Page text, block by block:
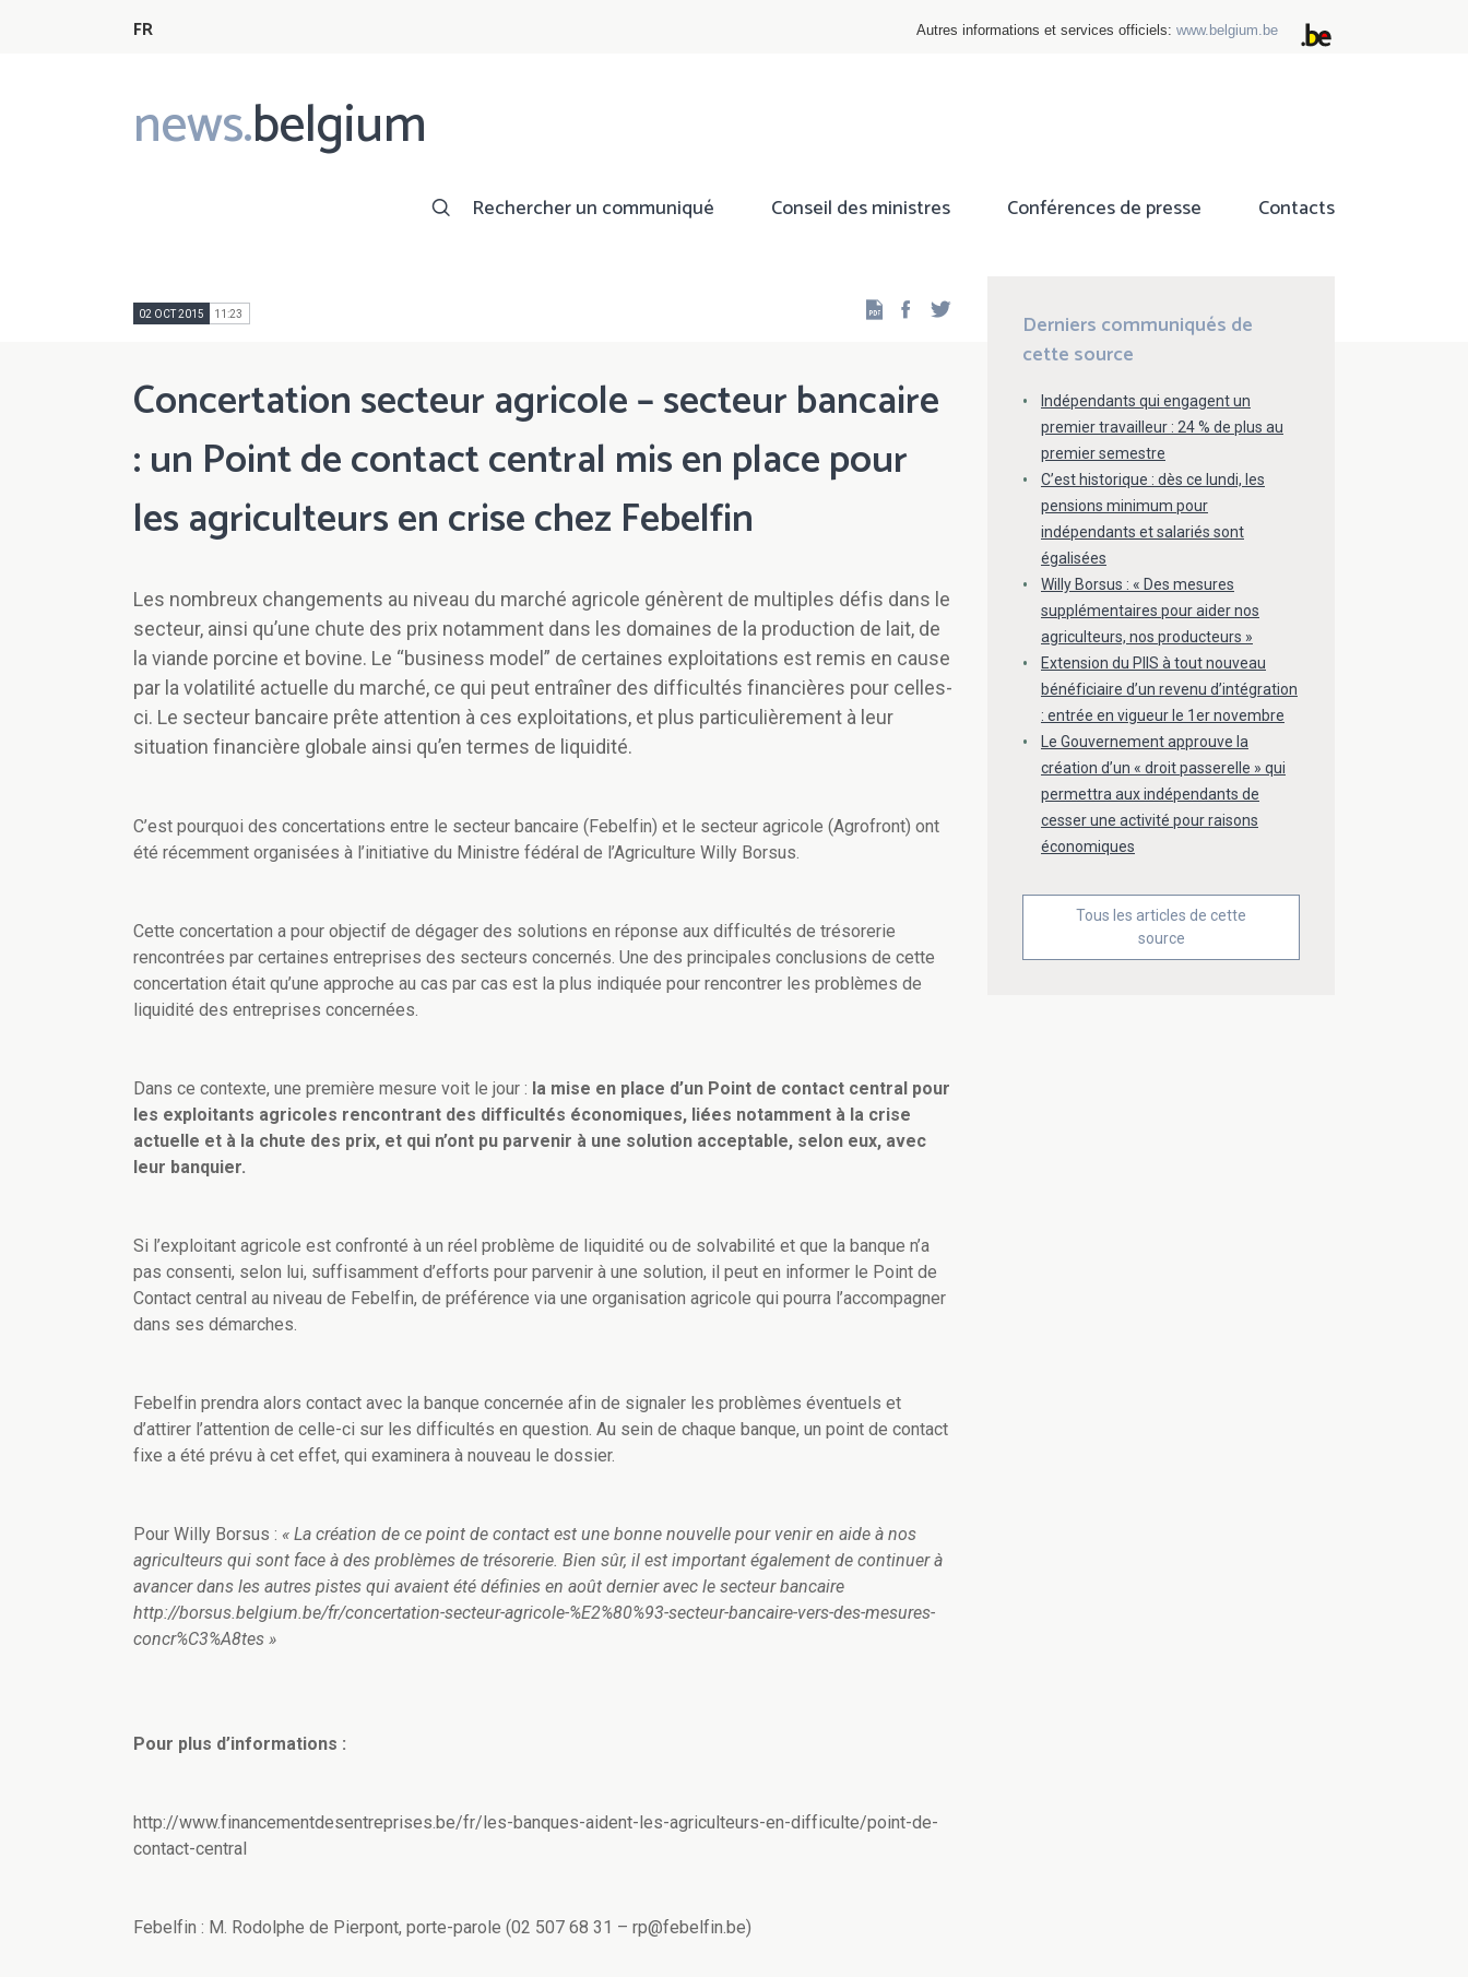
FR Autres informations et services officiels: www.belgium.be
news.belgium
Main
navigation
Rechercher un communiqué Conseil des ministres Conférences de presse Contacts
02 OCT 2015 11:23 Facebook
Concertation secteur agricole – secteur bancaire
: un Point de contact central mis en place pour
les agriculteurs en crise chez Febelfin
Les nombreux changements au niveau du marché agricole génèrent de multiples défis dans le
secteur, ainsi qu’une chute des prix notamment dans les domaines de la production de lait, de
la viande porcine et bovine. Le “business model” de certaines exploitations est remis en cause
par la volatilité actuelle du marché, ce qui peut entraîner des difficultés financières pour celles-
ci. Le secteur bancaire prête attention à ces exploitations, et plus particulièrement à leur
situation financière globale ainsi qu’en termes de liquidité.
C’est pourquoi des concertations entre le secteur bancaire (Febelfin) et le secteur agricole (Agrofront) ont
été récemment organisées à l’initiative du Ministre fédéral de l’Agriculture Willy Borsus.
Cette concertation a pour objectif de dégager des solutions en réponse aux difficultés de trésorerie
rencontrées par certaines entreprises des secteurs concernés. Une des principales conclusions de cette
concertation était qu’une approche au cas par cas est la plus indiquée pour rencontrer les problèmes de
liquidité des entreprises concernées.
Dans ce contexte, une première mesure voit le jour : la mise en place d’un Point de contact central pour
les exploitants agricoles rencontrant des difficultés économiques, liées notamment à la crise
actuelle et à la chute des prix, et qui n’ont pu parvenir à une solution acceptable, selon eux, avec
leur banquier.
Si l’exploitant agricole est confronté à un réel problème de liquidité ou de solvabilité et que la banque n’a
pas consenti, selon lui, suffisamment d’efforts pour parvenir à une solution, il peut en informer le Point de
Contact central au niveau de Febelfin, de préférence via une organisation agricole qui pourra l’accompagner
dans ses démarches.
Febelfin prendra alors contact avec la banque concernée afin de signaler les problèmes éventuels et
d’attirer l’attention de celle-ci sur les difficultés en question. Au sein de chaque banque, un point de contact
fixe a été prévu à cet effet, qui examinera à nouveau le dossier.
Pour Willy Borsus : « La création de ce point de contact est une bonne nouvelle pour venir en aide à nos
agriculteurs qui sont face à des problèmes de trésorerie. Bien sûr, il est important également de continuer à
avancer dans les autres pistes qui avaient été définies en août dernier avec le secteur bancaire
http://borsus.belgium.be/fr/concertation-secteur-agricole-%E2%80%93-secteur-bancaire-vers-des-mesures-
concr%C3%A8tes »
Pour plus d’informations :
http://www.financementdesentreprises.be/fr/les-banques-aident-les-agriculteurs-en-difficulte/point-de-
contact-central
Febelfin : M. Rodolphe de Pierpont, porte-parole (02 507 68 31 – rp@febelfin.be)
Derniers communiqués de
cette source
Indépendants qui engagent un
premier travailleur : 24 % de plus au
premier semestre
C’est historique : dès ce lundi, les
pensions minimum pour
indépendants et salariés sont
égalisées
Willy Borsus : « Des mesures
supplémentaires pour aider nos
agriculteurs, nos producteurs »
Extension du PIIS à tout nouveau
bénéficiaire d’un revenu d’intégration
: entrée en vigueur le 1er novembre
Le Gouvernement approuve la
création d’un « droit passerelle » qui
permettra aux indépendants de
cesser une activité pour raisons
économiques
Tous les articles de cette
source